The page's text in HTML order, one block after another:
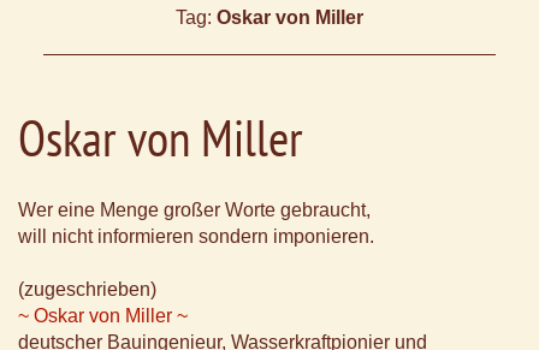
Tag: Oskar von Miller
Oskar von Miller
Wer eine Menge großer Worte gebraucht,
will nicht informieren sondern imponieren.
(zugeschrieben)
~ Oskar von Miller ~
deutscher Bauingenieur, Wasserkraftpionier und